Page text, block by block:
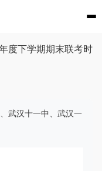
度下学期期末联考时
武汉十一中、武汉一